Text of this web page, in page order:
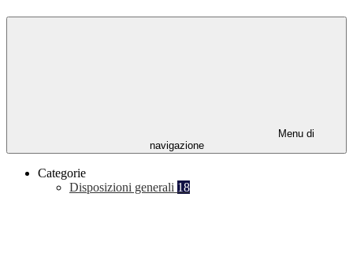
Menu di
navigazione
Categorie
Disposizioni generali 18